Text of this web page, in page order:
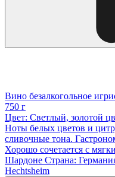
Вино безалкогольное
750 г
Цвет: Светлый, золотой
Ноты белых цветов и
сливочные тона.
Хорошо сочетается с
Шардоне Страна:
Hechtsheim